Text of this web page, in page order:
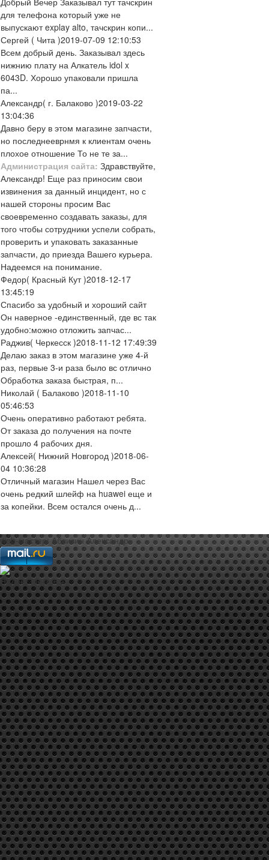
для телефона который уже не
выпускают explay alto, тачскрин копи...
Сергей ( Чита )2019-07-09 12:10:53
Всем добрый день. Заказывал здесь
нижнию плату на Алкатель idol x
6043D. Хорошо упаковали пришла
па...
Александр( г. Балаково )2019-03-22
13:04:36
Давно беру в этом магазине запчасти,
но последнееврнмя к клиентам очень
плохое отношение То не те за...
Администрация сайта: Здравствуйте,
Александр! Еще раз приносим свои
извинения за данный инцидент, но с
нашей стороны просим Вас
своевременно создавать заказы, для
того чтобы сотрудники успели собрать,
проверить и упаковать заказанные
запчасти, до приезда Вашего курьера.
Надеемся на понимание.
Федор( Красный Кут )2018-12-17
13:45:19
Спасибо за удобный и хороший сайт
Он наверное -единственный, где вс так
удобно:можно отложить запчас...
Раджив( Черкесск )2018-11-12 17:49:39
Делаю заказ в этом магазине уже 4-й
раз, первые 3-и раза было вс отлично
Обработка заказа быстрая, п...
Николай ( Балаково )2018-11-10
05:46:53
Очень оперативно работают ребята.
От заказа до получения на почте
прошло 4 рабочих дня.
Алексей( Нижний Новгород )2018-06-
04 10:36:28
Отличный магазин Нашел через Вас
очень редкий шлейф на huawei еще и
за копейки. Всем остался очень д...
web-мастер:Аблизин Александр